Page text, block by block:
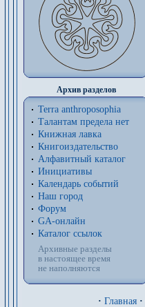
Архив разделов
Terra anthroposophia
Талантам предела нет
Книжная лавка
Книгоиздательство
Алфавитный каталог
Инициативы
Календарь событий
Наш город
Форум
GA-онлайн
Каталог ссылок
Архивные разделы
в настоящее время
не наполняются
· Главная ·